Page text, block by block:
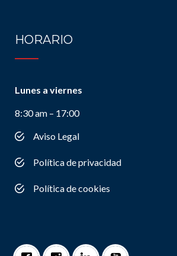
HORARIO
Lunes a viernes
8:30 am – 17:00
Aviso Legal
Política de privacidad
Política de cookies